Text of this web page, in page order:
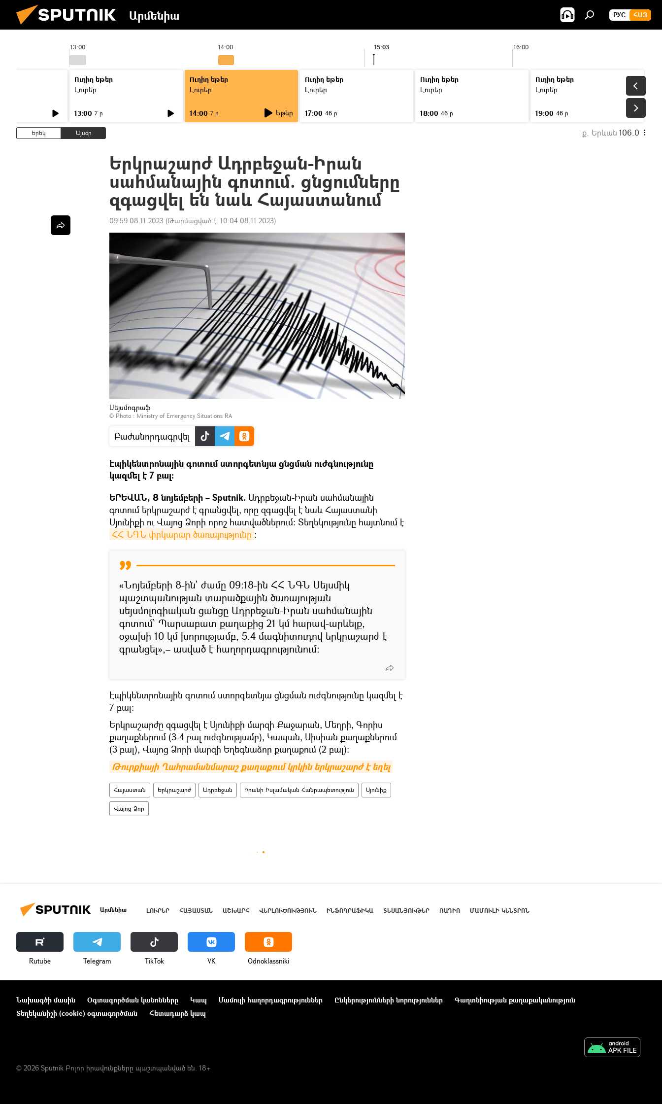
Արմենիա РУС ՀԱՅ
13:00 14:00 16:00
15:03
Ուղիղ եթեր
Լուրեր
13:00 7 ր
Ուղիղ եթեր
Լուրեր
14:00 7 ր Եթեր
Ուղիղ եթեր
Լուրեր
17:00 46 ր
Ուղիղ եթեր
Լուրեր
18:00 46 ր
Ուղիղ եթեր
Լուրեր
19:00 46 ր
Երեկ Այսօր ք. Երևան 106.0
Երկրաշարժ Ադրբեջան-Իրան
սահմանային գոտում. ցնցումները
զգացվել են նաև Հայաստանում
09:59 08.11.2023 (Թարմացված է: 10:04 08.11.2023)
Սեյսմոգրաֆ
© Photo : Ministry of Emergency Situations RA
Բաժանորդագրվել
Էպիկենտրոնային գոտում ստորգետնյա ցնցման ուժգնությունը
կազմել է 7 բալ:
ԵՐԵՎԱՆ, 8 նոյեմբերի – Sputnik. Ադրբեջան-Իրան սահմանային
գոտում երկրաշարժ է գրանցվել, որը զգացվել է նաև Հայաստանի
Սյունիքի ու Վայոց Ձորի որոշ հատվածներում։ Տեղեկությունը հայտնում է
ՀՀ ՆԳՆ փրկարար ծառայությունը ։
«Նոյեմբերի 8-ին` ժամը 09:18-ին ՀՀ ՆԳՆ Սեյսմիկ
պաշտպանության տարածքային ծառայության
սեյսմոլոգիական ցանցը Ադրբեջան-Իրան սահմանային
գոտում՝ Պարսաբատ քաղաքից 21 կմ հարավ-արևելք,
օջախի 10 կմ խորությամբ, 5.4 մագնիտուդով երկրաշարժ է
գրանցել»,– ասված է հաղորդագրությունում:
Էպիկենտրոնային գոտում ստորգետնյա ցնցման ուժգնությունը կազմել է
7 բալ:
Երկրաշարժը զգացվել է Սյունիքի մարզի Քաջարան, Մեղրի, Գորիս
քաղաքներում (3-4 բալ ուժգնությամբ), Կապան, Սիսիան քաղաքներում
(3 բալ), Վայոց Ձորի մարզի Եղեգնաձոր քաղաքում (2 բալ):
Թուրքիայի Ղահրամանմարաշ քաղաքում կրկին երկրաշարժ է եղել
Հայաստան Երկրաշարժ Ադրբեջան Իրանի Իսլամական Հանրապետություն Սյունիք
Վայոց Ձոր
Արմենիա ԼՈՒՐԵՐ ՀԱՅԱՍՏԱՆ ԱՇԽԱՐՀ ՎԵՐԼՈՒԾՈՒԹՅՈՒՆ ԻՆՖՈԳՐԱՖԻԿԱ ՏԵՍԱՆՅՈՒԹԵՐ ՌԱԴԻՈ ՄԱՄՈՒԼԻ ԿԵՆՏՐՈՆ
Rutube Telegram ТikТоk VK Odnoklassniki
Նախագծի մասին Օգտագործման կանոնները Կապ Մամուլի հաղորդագրություններ Ընկերությունների նորություններ
Գաղտնիության քաղաքականություն
Տեղեկանիշի (cookie) օգտագործման
Հետադարձ կապ
© 2026 Sputnik Բոլոր իրավունքները պաշտպանված են. 18+